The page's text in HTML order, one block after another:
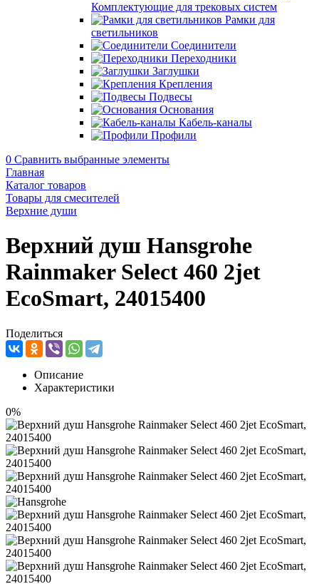
Комплектующие для трековых систем
Рамки для
светильников
Соединители
Переходники
Заглушки
Крепления
Подвесы
Основания
Кабель-каналы
Профили
0 Сравнить выбранные элементы
Главная
Каталог товаров
Товары для смесителей
Верхние души
Верхний душ Hansgrohe
Rainmaker Select 460 2jet
EcoSmart, 24015400
Поделиться
Описание
Характеристики
0%